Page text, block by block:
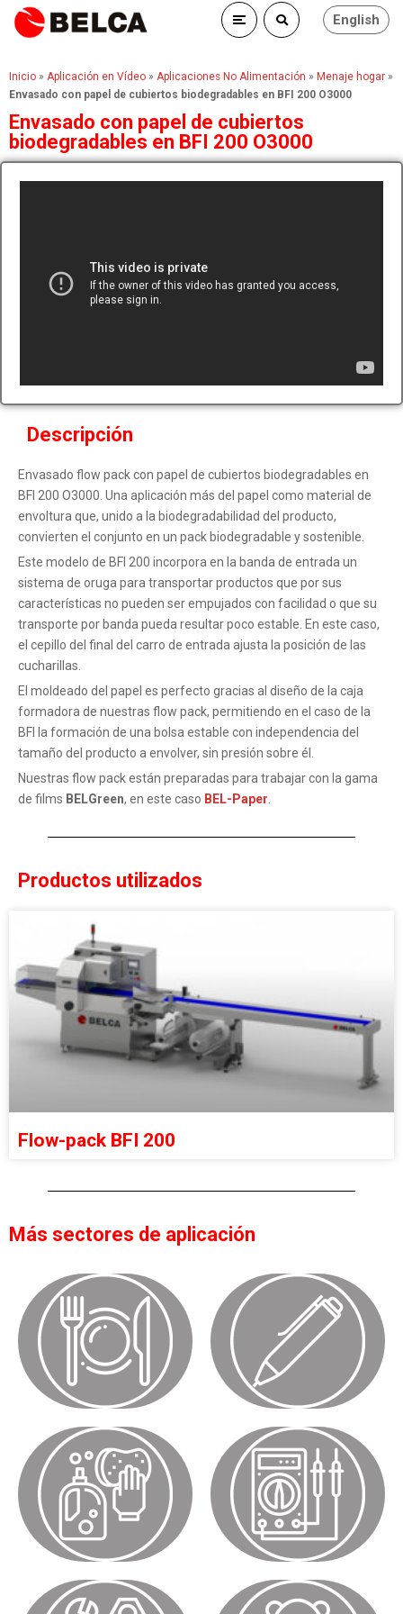
English
Inicio » Aplicación en Vídeo » Aplicaciones No Alimentación » Menaje hogar »
Envasado con papel de cubiertos biodegradables en BFI 200 O3000
Envasado con papel de cubiertos
biodegradables en BFI 200 O3000
Descripción
Envasado flow pack con papel de cubiertos biodegradables en
BFI 200 O3000. Una aplicación más del papel como material de
envoltura que, unido a la biodegradabilidad del producto,
convierten el conjunto en un pack biodegradable y sostenible.
Este modelo de BFI 200 incorpora en la banda de entrada un
sistema de oruga para transportar productos que por sus
características no pueden ser empujados con facilidad o que su
transporte por banda pueda resultar poco estable. En este caso,
el cepillo del final del carro de entrada ajusta la posición de las
cucharillas.
El moldeado del papel es perfecto gracias al diseño de la caja
formadora de nuestras flow pack, permitiendo en el caso de la
BFI la formación de una bolsa estable con independencia del
tamaño del producto a envolver, sin presión sobre él.
Nuestras flow pack están preparadas para trabajar con la gama
de films BELGreen, en este caso BEL-Paper.
Productos utilizados
Flow-pack BFI 200
Más sectores de aplicación